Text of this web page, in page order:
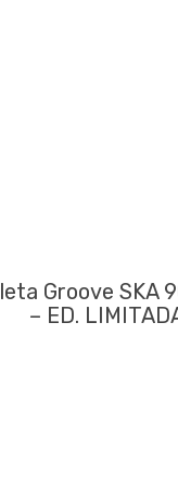
Groove SKA
– ED.